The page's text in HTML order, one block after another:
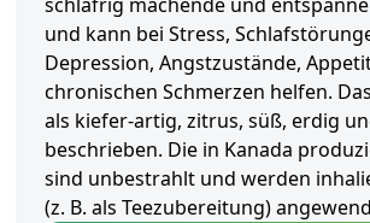
und kann bei Stress,
Depression, Angstzustände,
chronischen Schmerzen helfen.
als kiefer-artig, zitrus, süß, erdig
beschrieben. Die in Kanada
sind unbestrahlt und werden
(z. B. als Teezubereitung)